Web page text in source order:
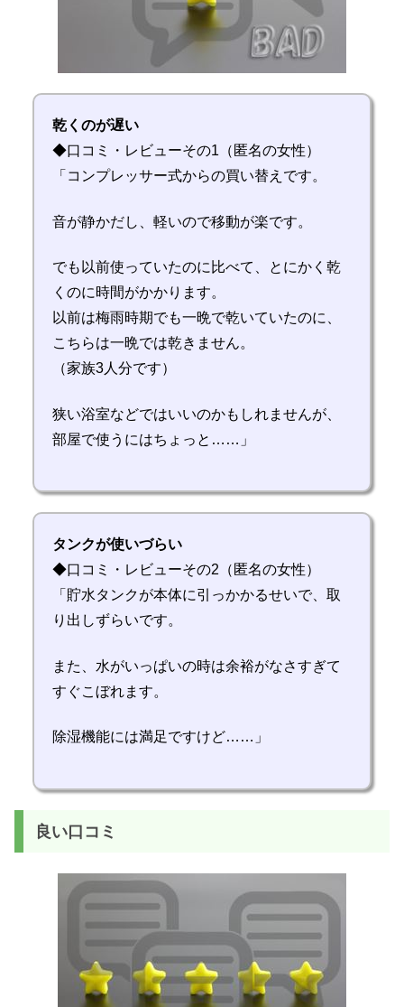
乾くのが遅い
◆口コミ・レビューその1（匿名の女性）
「コンプレッサー式からの買い替えです。
音が静かだし、軽いので移動が楽です。
でも以前使っていたのに比べて、とにかく乾
くのに時間がかかります。
以前は梅雨時期でも一晩で乾いていたのに、
こちらは一晩では乾きません。
（家族3人分です）
狭い浴室などではいいのかもしれませんが、
部屋で使うにはちょっと……」
タンクが使いづらい
◆口コミ・レビューその2（匿名の女性）
「貯水タンクが本体に引っかかるせいで、取
り出しずらいです。
また、水がいっぱいの時は余裕がなさすぎて
すぐこぼれます。
除湿機能には満足ですけど……」
良い口コミ